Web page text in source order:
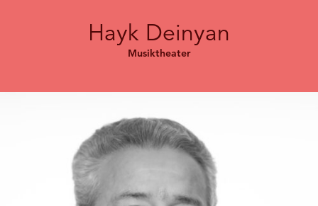
DAS THEATER ÖFFNEN
Hayk Deinyan
Musiktheater